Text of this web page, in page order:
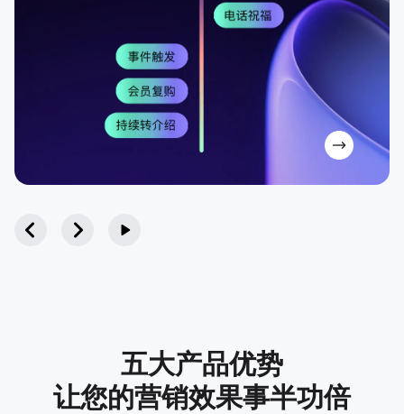
五大产品优势
让您的营销效果事半功倍